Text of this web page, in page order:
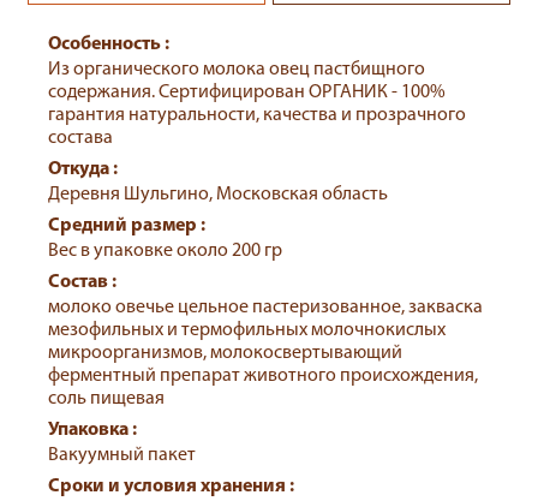
Особенность :
Из органического молока овец пастбищного
содержания. Сертифицирован ОРГАНИК - 100%
гарантия натуральности, качества и прозрачного
состава
Откуда :
Деревня Шульгино, Московская область
Средний размер :
Вес в упаковке около 200 гр
Состав :
молоко овечье цельное пастеризованное, закваска
мезофильных и термофильных молочнокислых
микроорганизмов, молокосвертывающий
ферментный препарат животного происхождения,
соль пищевая
Упаковка :
Вакуумный пакет
Сроки и условия хранения :